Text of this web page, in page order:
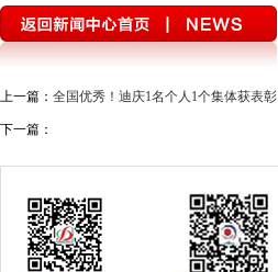
上一篇： 全国优秀！迪庆1名个人1个集体获表彰
下一篇：